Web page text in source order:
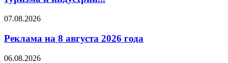
07.08.2026
Реклама на 8 августа 2026 года
06.08.2026